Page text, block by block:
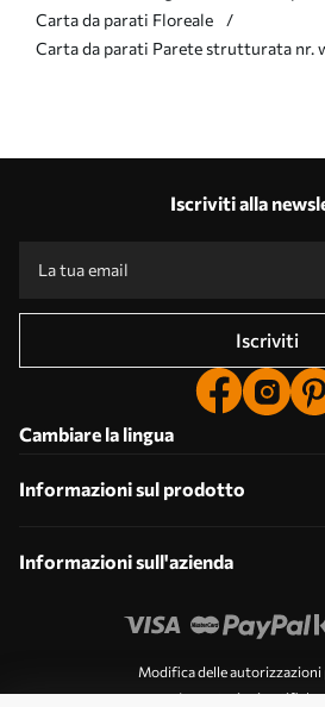
Carta da parati Floreale
Carta da parati Parete strutturata nr.
Iscriviti alla
Iscriviti
Cambiare la lingua
Informazioni sul prodotto
Informazioni sull'azienda
Modifica delle autorizzazioni
Impostazioni notifiche